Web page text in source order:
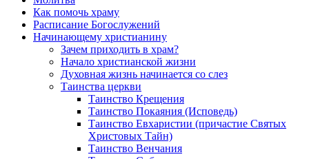
Как помочь храму
Расписание Богослужений
Начинающему христианину
Зачем приходить в храм?
Начало христианской жизни
Духовная жизнь начинается со слез
Таинства церкви
Таинство Крещения
Таинство Покаяния (Исповедь)
Таинство Евхаристии (причастие Святых
Христовых Тайн)
Таинство Венчания